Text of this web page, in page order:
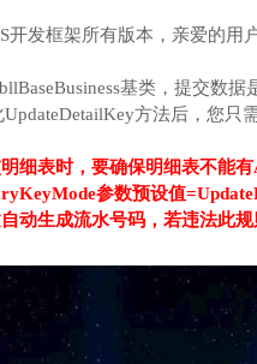
开发框架所有版本，亲爱的用
基类，提交数据
UpdateDetailKey方法后，您只
细表时，要确保明细表不能
参数预设值
动生成流水号码，若违法此